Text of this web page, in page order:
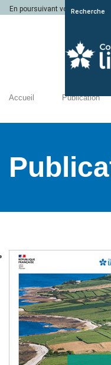
En poursuivant votreRecherche
Accueil Publication